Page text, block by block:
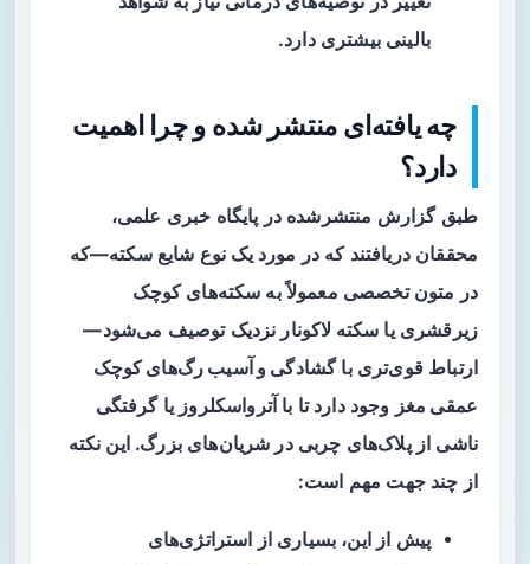
بالینی بیشتری دارد.
چه یافته‌ای منتشر شده و چرا اهمیت
دارد؟
طبق گزارش منتشرشده در پایگاه خبری علمی،
محققان دریافتند که در مورد یک نوع شایع سکته—که
در متون تخصصی معمولاً به سکته‌های کوچک
زیرقشری یا سکته لاکونار نزدیک توصیف می‌شود—
ارتباط قوی‌تری باگشادگی و آسیب رگ‌های کوچک
عمقی مغز وجود دارد تا با آترواسکلروز یا گرفتگی
ناشی از پلاک‌های چربی در شریان‌های بزرگ. این نکته
از چند جهت مهم است:
پیش از این، بسیاری از استراتژی‌های